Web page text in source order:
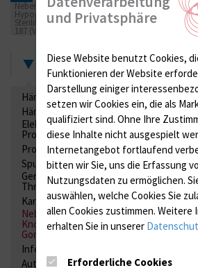
Nebenniere / Niere; Nebenschilddrüse ( Ca-
Hypophyse / Wachstum; Gestroinaltrakt /
Sterilität
187 (Vitamine 04)
Zertifikate
Hämatologie / Anämie
Retikulozyten
Hämoglobinelektrophorese
Elektrolyte, Enzyme, Substrate,
Proteine
Proteine
Lipide / Lipoproteine
Spurenelemente
Säuren-Basen-
Gerinnung / Gerinnungsaktivierung /
Thrombozytenfunktion /
Kardiale Marker
Tumormarker
Nebenniere / Niere; Nebenschilddrüse (
Knochen; Hypophyse / Wachstum;
Gonaden / Zyklus / Sterilität
Infektionsserologie
Autoimmundiagnostik
und Privatsphäre
Diese Website benutzt Cookies,
Funktionieren der Website
Darstellung einiger
setzen wir Cookies ein, die als
qualifiziert sind. Ohne Ihre
diese Inhalte nicht ausgespielt
Internetangebot fortlaufend
bitten wir Sie, uns die Erfassung
Nutzungsdaten zu ermöglichen.
auswählen, welche Cookies Sie
allen Cookies zustimmen. Weitere
erhalten Sie in unserer
Erforderliche Cookies